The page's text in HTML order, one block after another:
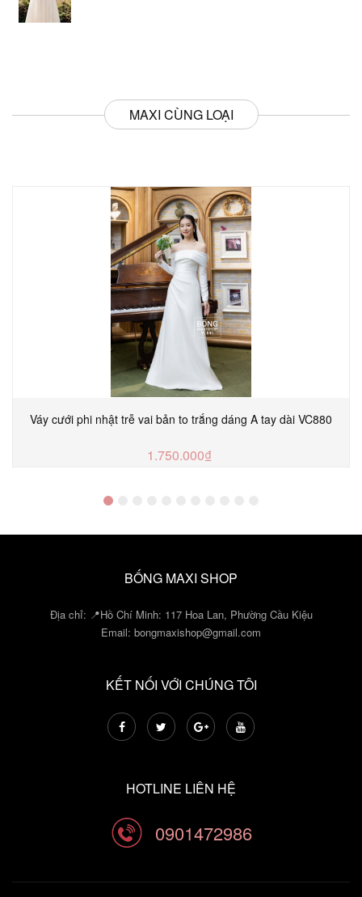
MAXI CÙNG LOẠI
Váy cưới phi nhật trễ vai bản to trắng dáng A tay dài VC880
1.750.000₫
BỐNG MAXI SHOP
Địa chỉ: 📍Hồ Chí Minh: 117 Hoa Lan, Phường Cầu Kiệu
Email: bongmaxishop@gmail.com
KẾT NỐI VỚI CHÚNG TÔI
HOTLINE LIÊN HỆ
0901472986